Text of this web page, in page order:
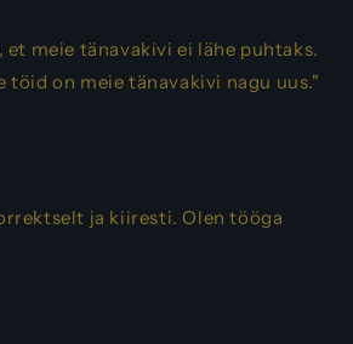
et meie tänavakivi ei lähe puhtaks.
töid on meie tänavakivi nagu uus."
ja kiiresti. Olen tööga